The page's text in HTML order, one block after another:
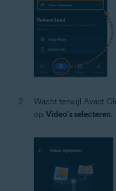
Wacht terwijl Avast
op Video's selecteren